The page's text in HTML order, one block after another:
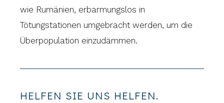
wie Rumänien, erbarmungslos in
Tötungstationen umgebracht werden, um die
Überpopulation einzudämmen.
HELFEN SIE UNS HELFEN.